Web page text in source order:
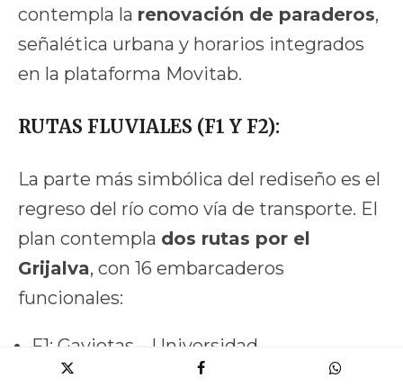
contempla la renovación de paraderos,
señalética urbana y horarios integrados
en la plataforma Movitab.
RUTAS FLUVIALES (F1 Y F2):
La parte más simbólica del rediseño es el
regreso del río como vía de transporte. El
plan contempla dos rutas por el
Grijalva, con 16 embarcaderos
funcionales:
F1: Gaviotas – Universidad
F2: Centro – Acachapan